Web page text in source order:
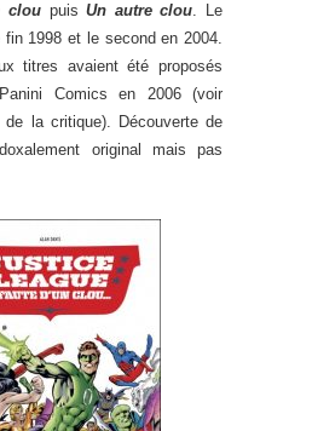
cloupuisUn autre clou. Le
fin 1998 et le second en 2004.
titres avaient été proposés
Comics en 2006 (voir
la critique). Découverte de
original mais pas